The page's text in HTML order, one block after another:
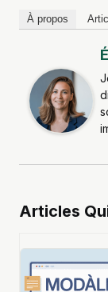
À propos
Articles